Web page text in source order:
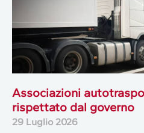
Associazioni
rispettato dal governo
29 Luglio 2026